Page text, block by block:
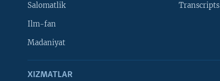
Salomatlik
Ilm-fan
Madaniyat
Transcripts
XIZMATLAR